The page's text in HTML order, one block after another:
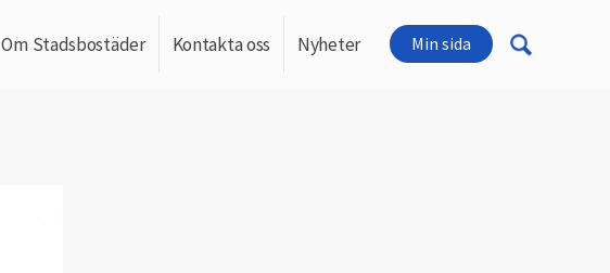
Om Stadsbostäder Kontakta oss Nyheter Min sida